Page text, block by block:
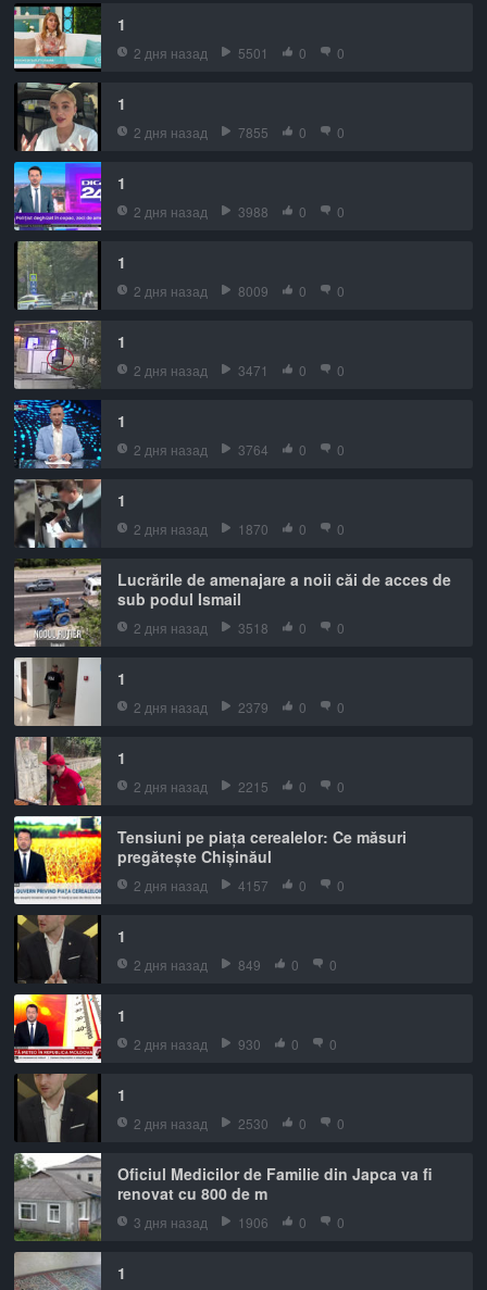
1
2 дня назад 5501 0 0
1
2 дня назад 7855 0 0
1
2 дня назад 3988 0 0
1
2 дня назад 8009 0 0
1
2 дня назад 3471 0 0
1
2 дня назад 3764 0 0
1
2 дня назад 1870 0 0
Lucrările de amenajare a noii căi de acces de
sub podul Ismail
2 дня назад 3518 0 0
1
2 дня назад 2379 0 0
1
2 дня назад 2215 0 0
Tensiuni pe piața cerealelor: Ce măsuri
pregătește Chișinăul
2 дня назад 4157 0 0
1
2 дня назад 849 0 0
1
2 дня назад 930 0 0
1
2 дня назад 2530 0 0
Oficiul Medicilor de Familie din Japca va fi
renovat cu 800 de m
3 дня назад 1906 0 0
1